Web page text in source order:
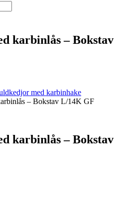
karbinlås – Bokstav
med karbinhake
– Bokstav L/14K GF
karbinlås – Bokstav